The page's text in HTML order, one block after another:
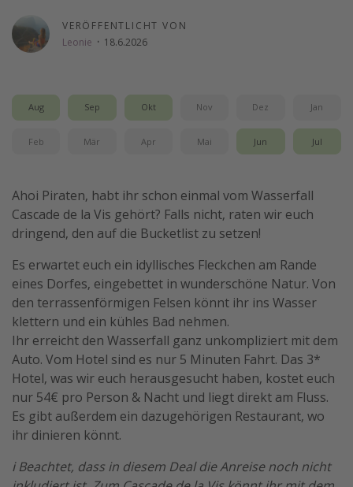
Gruppenreisen
Hotels am Achensee
Reise Journal
Familienurlaub in der Türkei
Rundreisen in Thailand
Bahnreisen in der Schweiz
Reisepassfreie Reiseziele
Travel Know How
Silvesterreisen
Last Minute Urlaub Mallorca
Last Minute Urlaub Deutschland
VERÖFFENTLICHT VON
Leonie · 18.6.2026
Aug Sep Okt Nov Dez Jan
Feb Mär Apr Mai Jun Jul
Ahoi Piraten, habt ihr schon einmal vom Wasserfall
Cascade de la Vis gehört? Falls nicht, raten wir euch
dringend, den auf die Bucketlist zu setzen!
Es erwartet euch ein idyllisches Fleckchen am Rande
eines Dorfes, eingebettet in wunderschöne Natur. Von
den terrassenförmigen Felsen könnt ihr ins Wasser
klettern und ein kühles Bad nehmen.
Ihr erreicht den Wasserfall ganz unkompliziert mit dem
Auto. Vom Hotel sind es nur 5 Minuten Fahrt. Das 3*
Hotel, was wir euch herausgesucht haben, kostet euch
nur 54€ pro Person & Nacht und liegt direkt am Fluss.
Es gibt außerdem ein dazugehörigen Restaurant, wo
ihr dinieren könnt.
ℹ️ Beachtet, dass in diesem Deal die Anreise noch nicht